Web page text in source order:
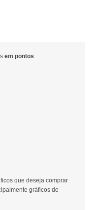
em pontos:
que deseja comprar
gráficos de